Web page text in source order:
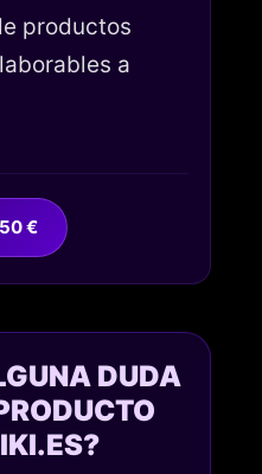
productos
a
€
DUDA